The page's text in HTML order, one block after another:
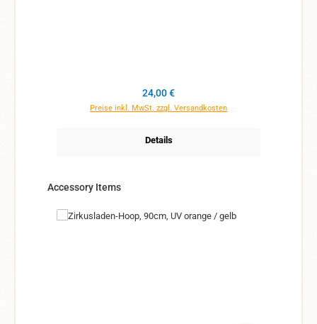
Regulärer Preis:
24,00 €
Preise inkl. MwSt. zzgl. Versandkosten
Details
Produktgalerie überspringen
Accessory Items